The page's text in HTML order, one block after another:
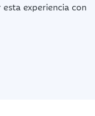
esta experiencia con